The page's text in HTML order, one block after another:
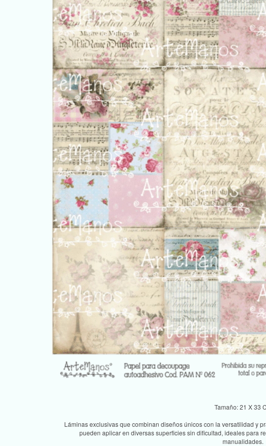
Tamaño: 21 X 33
Láminas exclusivas que combinan diseños únicos con la versatilidad y
pueden aplicar en diversas superficies sin dificultad, ideales para
manualidades.